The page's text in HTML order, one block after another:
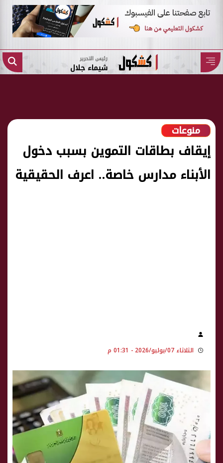
رئيس التحرير
شيماء جلال
منوعات
إيقاف بطاقات التموين بسبب دخول
الأبناء مدارس خاصة.. اعرف الحقيقية
الثلاثاء 07/يوليو/2026 - 01:31 م